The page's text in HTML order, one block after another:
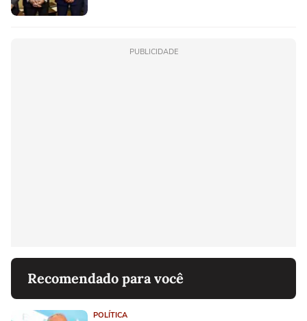
PUBLICIDADE
Recomendado para você
POLÍTICA